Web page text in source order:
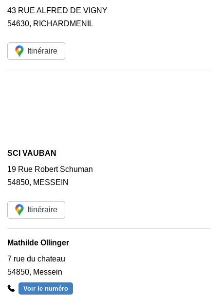
43 RUE ALFRED DE VIGNY
54630, RICHARDMENIL
Itinéraire
SCI VAUBAN
19 Rue Robert Schuman
54850, MESSEIN
Itinéraire
Mathilde Ollinger
7 rue du chateau
54850, Messein
Voir le numéro